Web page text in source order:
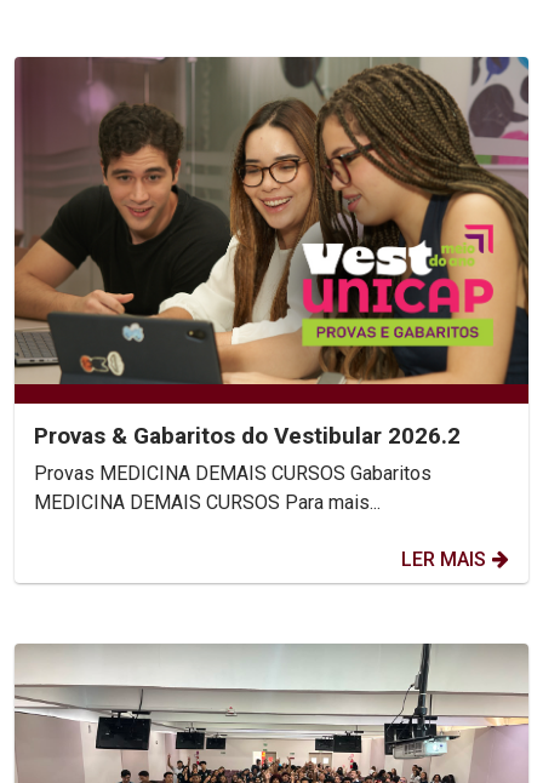
Provas & Gabaritos do Vestibular 2026.2
Provas MEDICINA DEMAIS CURSOS Gabaritos
MEDICINA DEMAIS CURSOS Para mais...
LER MAIS